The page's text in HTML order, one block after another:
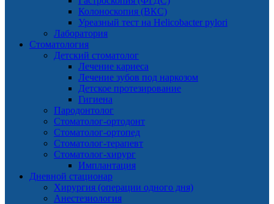
Колоноскопия (ВКС)
Уреазный тест на Helicobacter pylori
Лаборатория
Стоматология
Детский стоматолог
Лечение кариеса
Лечение зубов под наркозом
Детское протезирование
Гигиена
Пародонтолог
Стоматолог-ортодонт
Стоматолог-ортопед
Стоматолог-терапевт
Стоматолог-хирург
Имплантация
Дневной стационар
Хирургия (операции одного дня)
Анестезиология